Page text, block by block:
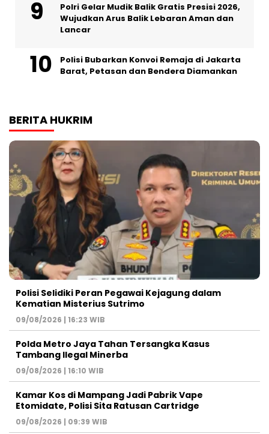
Polri Gelar Mudik Balik Gratis Presisi 2026,
Wujudkan Arus Balik Lebaran Aman dan
Lancar
Polisi Bubarkan Konvoi Remaja di Jakarta
Barat, Petasan dan Bendera Diamankan
BERITA HUKRIM
Polisi Selidiki Peran Pegawai Kejagung dalam
Kematian Misterius Sutrimo
09/08/2026 | 16:23 WIB
Polda Metro Jaya Tahan Tersangka Kasus
Tambang Ilegal Minerba
09/08/2026 | 16:10 WIB
Kamar Kos di Mampang Jadi Pabrik Vape
Etomidate, Polisi Sita Ratusan Cartridge
09/08/2026 | 09:39 WIB